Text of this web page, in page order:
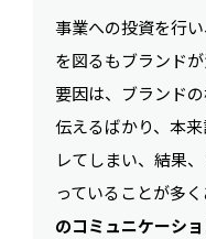
事業への投資を行
を図るもブランド
要因は、ブランド
伝えるばかり、本
レてしまい、結果
っていることが多
のコミュニケーシ